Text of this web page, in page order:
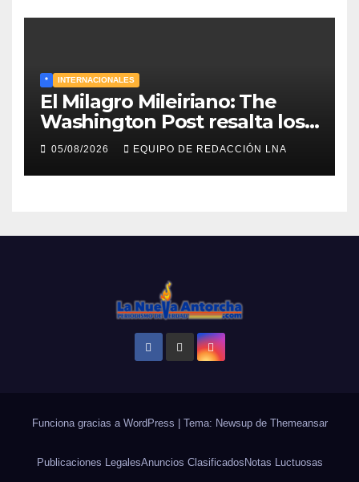
* INTERNACIONALES
El Milagro Mileiriano: The
Washington Post resalta los
resultados de la economía de
Milei y lo califica como «El
renacimiento de Argentina
05/08/2026 EQUIPO DE REDACCIÓN LNA
Funciona gracias a WordPress Tema: Newsup de Themeansar
Publicaciones LegalesAnuncios ClasificadosNotas Luctuosas